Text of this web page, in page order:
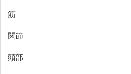
筋
関節
頭部